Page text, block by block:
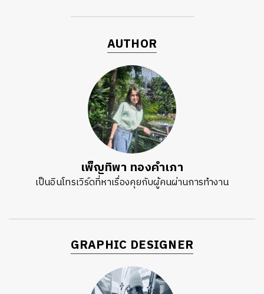
AUTHOR
เพ็ญทิพา ทองคำเภา
เป็นอินโทรเวิร์ดที่หาเรื่องคุยกับผู้คนผ่านการทำงาน
GRAPHIC DESIGNER